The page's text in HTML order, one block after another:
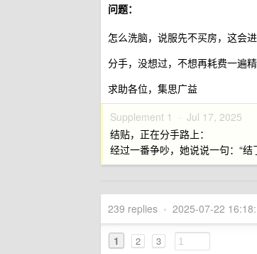
问题：
怎么洗脑，说服先不买房，这会
分手，没想过，不想再耗费一遍
求助各位，集思广益
Supplement 1 · Jul 17, 2025
结贴，正在分手路上：
经过一番争吵，她说说一句：“结
239 replies • 2025-07-22
1 2 3